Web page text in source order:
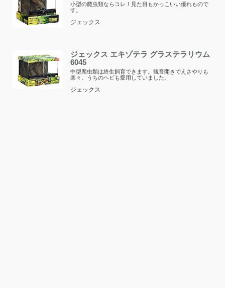
小型の爬虫類ならコレ！見た目もかっこいい優れもので
す。
ジェックス
ジェックス エキゾテラ グラステラリウム
6045
中型爬虫類は終生飼育できます。観音開きでえさやりも
楽々。うちのヘビも愛用していました。
ジェックス